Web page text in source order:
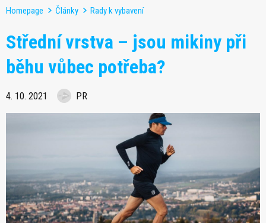
Homepage Články Rady k vybavení
Střední vrstva – jsou mikiny při
běhu vůbec potřeba?
4. 10. 2021 PR